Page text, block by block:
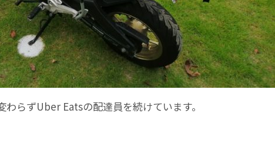
らずUber Eatsの配達員を続けています。